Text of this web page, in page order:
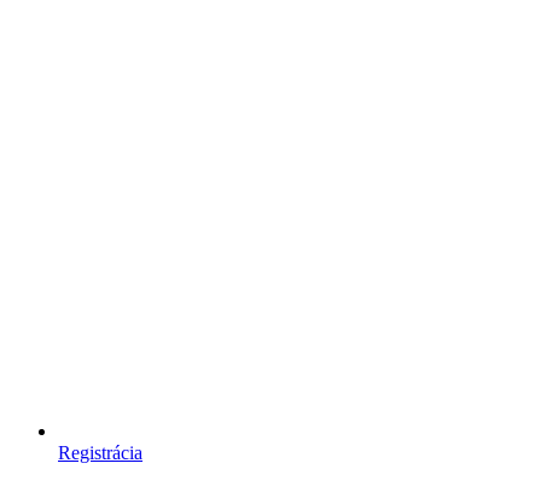
Registrácia